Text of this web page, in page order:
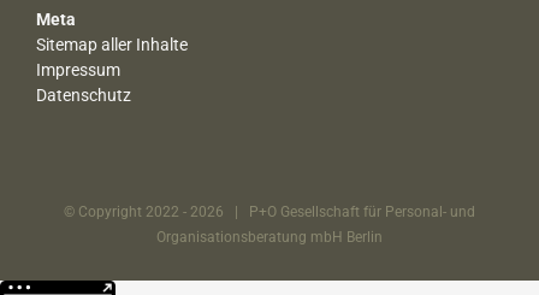
Meta
Sitemap aller Inhalte
Impressum
Datenschutz
© Copyright 2022 - 2026 | P+O Gesellschaft für Personal- und
Organisationsberatung mbH Berlin
Weitere Informationen über den gesperrten Inhalt.